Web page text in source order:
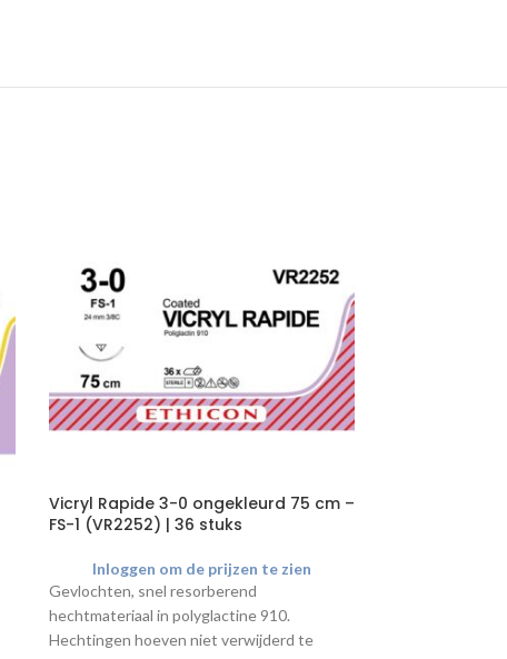
Vicryl Rapide 3-0 ongekleurd 75 cm –
FS-1 (VR2252) | 36 stuks
Inloggen om de prijzen te zien
Gevlochten, snel resorberend
hechtmateriaal in polyglactine 910.
Hechtingen hoeven niet verwijderd te